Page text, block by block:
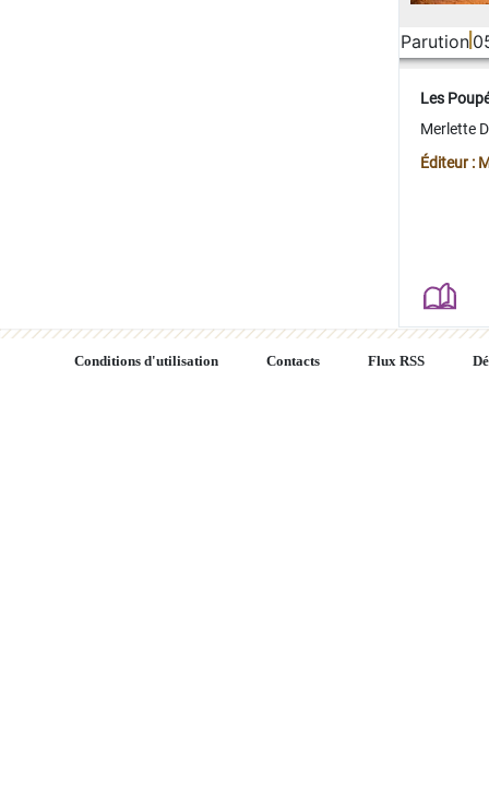
Parution
Les
Merlette
Éditeur :
Conditions d'utilisation Contacts Flux RSS